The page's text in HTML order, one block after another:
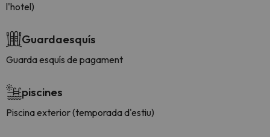
l'hotel)
Guardaesquís
Guarda esquís de pagament
piscines
Piscina exterior (temporada d'estiu)